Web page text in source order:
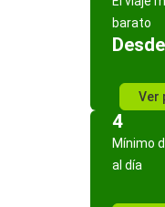
barato
Ver
4
Mínimo
al día